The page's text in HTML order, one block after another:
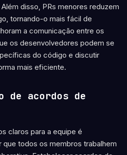
disso, PRs menores reduzem
tornando-o mais fácil de
a comunicação entre os
os desenvolvedores podem se
do código e discutir
mais eficiente.
de acordos de
claros para a equipe é
que todos os membros trabalhem